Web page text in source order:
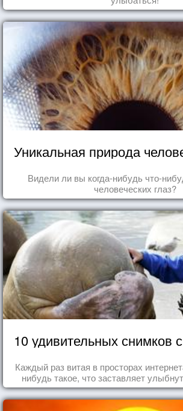
Уникальная природа
Видели ли вы когда-нибудь что-
человеческих глаз?
10 удивительных снимков
Каждый раз витая в просторах
нибудь такое, что заставляет
восхититься...